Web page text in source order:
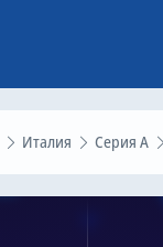
Италия Серия А